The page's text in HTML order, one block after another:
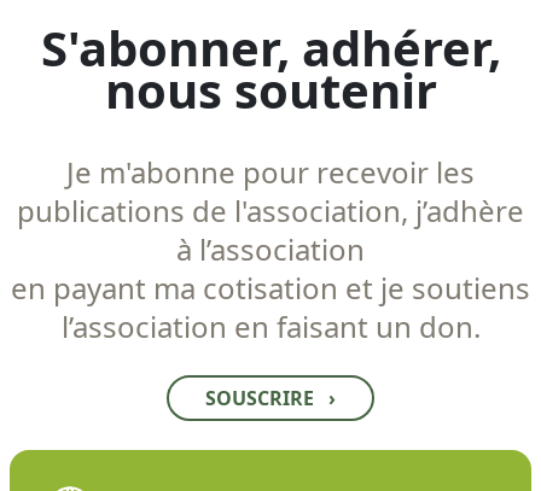
S'abonner, adhérer,
nous soutenir
Je m'abonne pour recevoir les
publications de l'association, j’adhère
à l’association
en payant ma cotisation et je soutiens
l’association en faisant un don.
SOUSCRIRE ›